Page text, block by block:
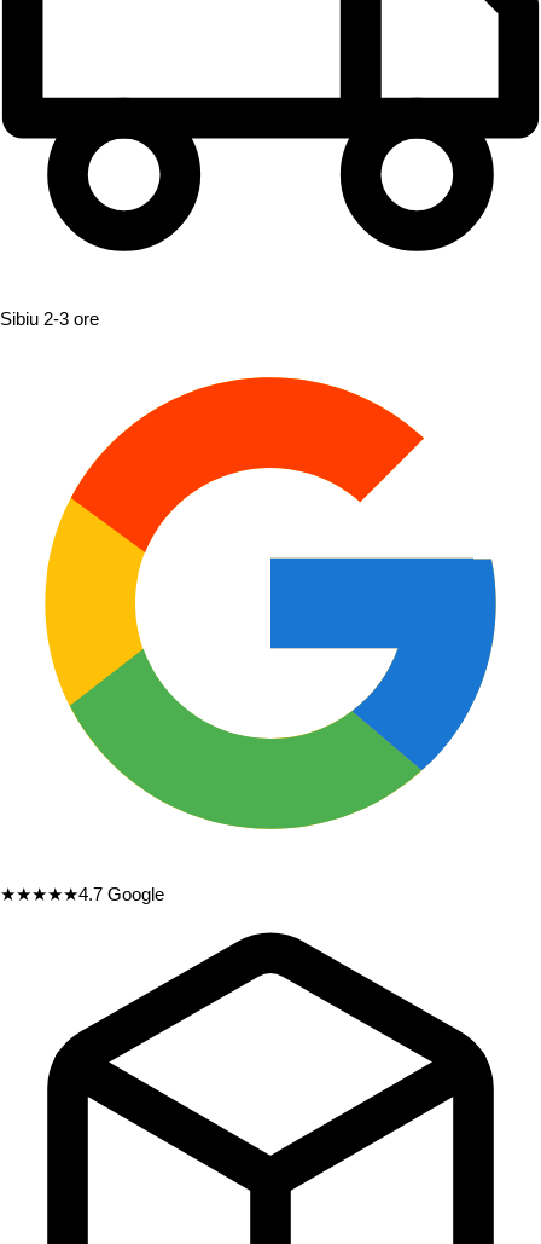
Sibiu 2-3 ore
★★★★★4.7 Google